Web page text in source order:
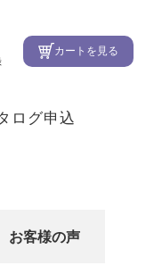
カートを見る
ログ申込
お客様の声